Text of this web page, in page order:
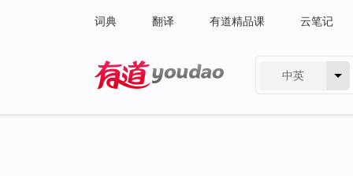
词典 翻译 有道精品课 云笔记
中英